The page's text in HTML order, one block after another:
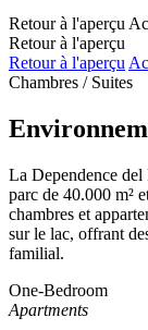
Retour à l'aperçu
Retour à l'aperçu
Retour à l'aperçu
Chambres / Suites
La Dependence
parc de 40.000 m²
chambres et
sur le lac, offrant
familial.
One-Bedroom
Apartments